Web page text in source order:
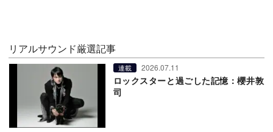
リアルサウンド厳選記事
連載 2026.07.11
ロックスターと過ごした記憶：櫻井敦
司